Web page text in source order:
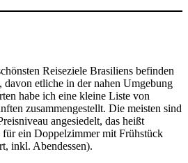
Reiseziele Brasiliens befinden
, davon etliche in der nahen Umgebung
habe ich eine kleine Liste von
zusammengestellt. Die meisten sind
angesiedelt, das heißt
ein Doppelzimmer mit Frühstück
inkl. Abendessen).